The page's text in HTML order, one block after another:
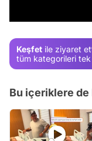
Keşfet ile ziyaret
tüm kategorileri tek
Bu içeriklere